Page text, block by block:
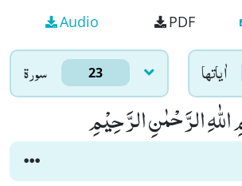
Audio PDF
سورۃ 23 اٰياتها
الرَّحْمٰنِ الرَّحِیْمِ